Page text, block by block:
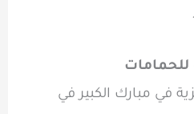
للحمامات
في مبارك الكبير في